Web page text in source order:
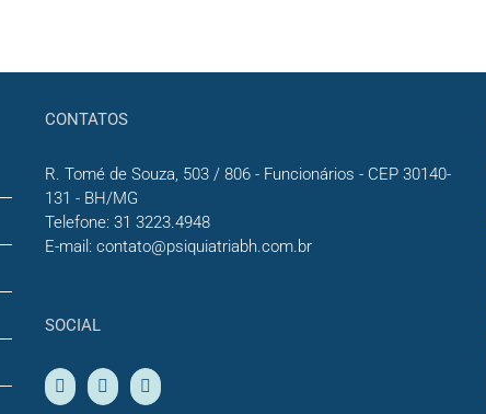
CONTATOS
R. Tomé de Souza, 503 / 806 - Funcionários - CEP 30140-
131 - BH/MG
Telefone:31 3223.4948
E-mail:contato@psiquiatriabh.com.br
SOCIAL